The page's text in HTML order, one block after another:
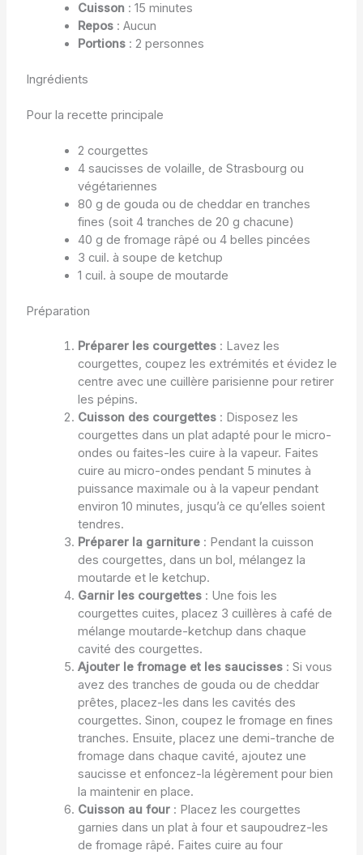
Cuisson: 15 minutes
Repos: Aucun
Portions: 2 personnes
Ingrédients
Pour la recette principale
2 courgettes
4 saucisses de volaille, de Strasbourg ou
végétariennes
80 g de gouda ou de cheddar en tranches
fines (soit 4 tranches de 20 g chacune)
40 g de fromage râpé ou 4 belles pincées
3 cuil. à soupe de ketchup
1 cuil. à soupe de moutarde
Préparation
Préparer les courgettes: Lavez les
courgettes, coupez les extrémités et évidez le
centre avec une cuillère parisienne pour retirer
les pépins.
Cuisson des courgettes: Disposez les
courgettes dans un plat adapté pour le micro-
ondes ou faites-les cuire à la vapeur. Faites
cuire au micro-ondes pendant 5 minutes à
puissance maximale ou à la vapeur pendant
environ 10 minutes, jusqu’à ce qu’elles soient
tendres.
Préparer la garniture: Pendant la cuisson
des courgettes, dans un bol, mélangez la
moutarde et le ketchup.
Garnir les courgettes: Une fois les
courgettes cuites, placez 3 cuillères à café de
mélange moutarde-ketchup dans chaque
cavité des courgettes.
Ajouter le fromage et les saucisses: Si vous
avez des tranches de gouda ou de cheddar
prêtes, placez-les dans les cavités des
courgettes. Sinon, coupez le fromage en fines
tranches. Ensuite, placez une demi-tranche de
fromage dans chaque cavité, ajoutez une
saucisse et enfoncez-la légèrement pour bien
la maintenir en place.
Cuisson au four: Placez les courgettes
garnies dans un plat à four et saupoudrez-les
de fromage râpé. Faites cuire au four